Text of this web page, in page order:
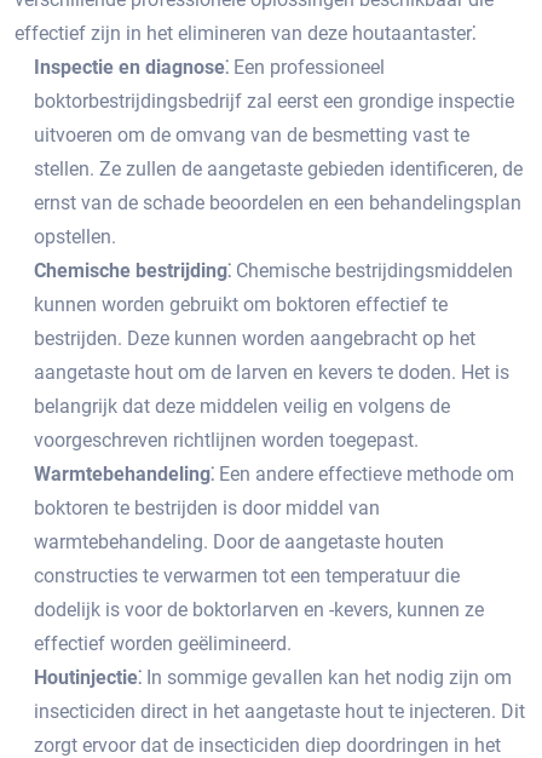
effectief zijn in het elimineren van deze houtaantaster⁚
Inspectie en diagnose⁚ Een professioneel
boktorbestrijdingsbedrijf zal eerst een grondige inspectie
uitvoeren om de omvang van de besmetting vast te
stellen.​ Ze zullen de aangetaste gebieden identificeren, de
ernst van de schade beoordelen en een behandelingsplan
opstellen.
Chemische bestrijding⁚ Chemische bestrijdingsmiddelen
kunnen worden gebruikt om boktoren effectief te
bestrijden.​ Deze kunnen worden aangebracht op het
aangetaste hout om de larven en kevers te doden.​ Het is
belangrijk dat deze middelen veilig en volgens de
voorgeschreven richtlijnen worden toegepast.​
Warmtebehandeling⁚ Een andere effectieve methode om
boktoren te bestrijden is door middel van
warmtebehandeling.​ Door de aangetaste houten
constructies te verwarmen tot een temperatuur die
dodelijk is voor de boktorlarven en -kevers, kunnen ze
effectief worden geëlimineerd.​
Houtinjectie⁚ In sommige gevallen kan het nodig zijn om
insecticiden direct in het aangetaste hout te injecteren.​ Dit
zorgt ervoor dat de insecticiden diep doordringen in het